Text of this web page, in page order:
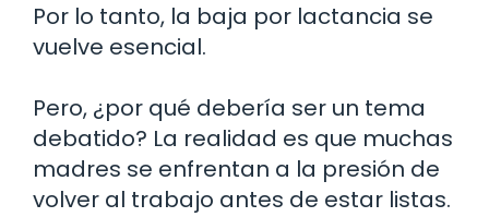
Por lo tanto, la baja por lactancia se
vuelve esencial.
Pero, ¿por qué debería ser un tema
debatido? La realidad es que muchas
madres se enfrentan a la presión de
volver al trabajo antes de estar listas.